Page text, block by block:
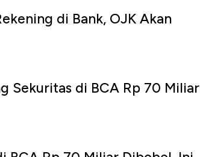
di Bank, OJK Akan
Sekuritas di BCA Rp 70 Miliar